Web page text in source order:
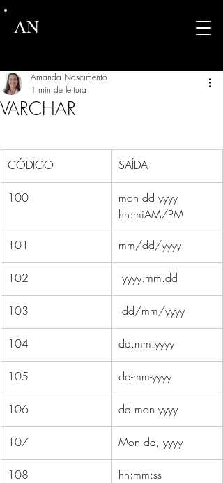
AN
VARCHAR
Amanda Nascimento
1 min de leitura
CÓDIGO SAÍDA
100
mon dd yyyy
hh:miAM/PM
101
mm/dd/yyyy
​102 yyyy.mm.dd
103 dd/mm/yyyy
104 dd.mm.yyyy
105 dd-mm-yyyy
106 dd mon yyyy
107 Mon dd, yyyy
108 hh:mm:ss